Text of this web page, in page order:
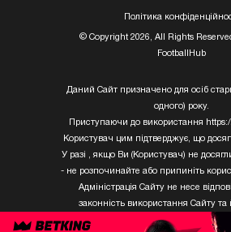
Полiтика
© Copyright 2026, All Rights
FootballHub
Даний Сайт призначено для осіб
одного) року.
Приступаючи до використання
Користувач цим підтверджує, що досяг
У разі , якщо Ви (Користувач) не
- не розпочинайте або припиніть
Адміністрація Сайту не несе
законність використання Сайту та
Користувачем, який не досяг 21-